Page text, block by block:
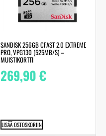
SANDISK 256GB CFAST 2.0 EXTREME
PRO, VPG130 (525MB/S) –
MUISTIKORTTI
269,90€
LISÄÄ OSTOSKORIIN